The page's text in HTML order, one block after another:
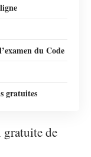
du Code
gratuites
gratuite de